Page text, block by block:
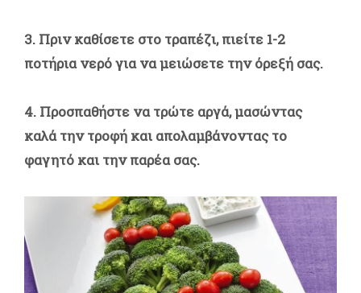
3. Πριν καθίσετε στο τραπέζι, πιείτε 1-2
ποτήρια νερό για να μειώσετε την όρεξή σας.
4. Προσπαθήστε να τρώτε αργά, μασώντας
καλά την τροφή και απολαμβάνοντας το
φαγητό και την παρέα σας.